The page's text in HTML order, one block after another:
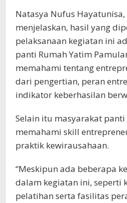
Natasya Nufus
menjelaskan, hasil yang
pelaksanaan kegiatan ini
panti Rumah Yatim
memahami tentang
dari pengertian, peran
indikator keberhasilan
Selain itu masyarakat
memahami skill
praktik kewirausahaan.
“Meskipun ada beberapa
dalam kegiatan ini, seperti
pelatihan serta fasilitas